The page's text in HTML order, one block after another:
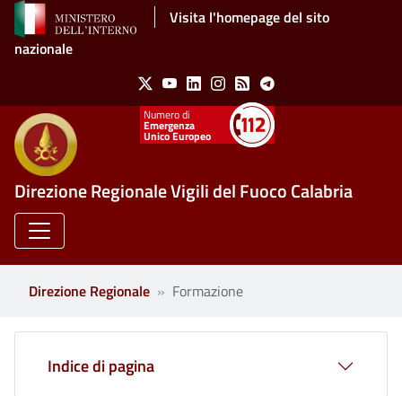
Salta al contenuto principaleVisita l'homepage del sito
nazionale
Social Menu
X YoutubeLinkedinInstagram
Feed Telegram
Emergenza
Unico Europeo
Direzione Regionale Vigili del Fuoco Calabria
Direzione Regionale Formazione
Indice di pagina